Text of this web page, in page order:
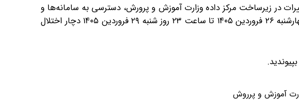
در زیرساخت مرکز داده وزارت آموزش و پرورش، دسترسی به سامانه‌ها و
خدمات الکترونیکی وزارت آموزش و پرورش از ساعت ۲۳ روز چهارشنبه ۲۶ فروردین ۱۴۰۵ تا ساعت ۲۳ روز شنبه ۲۹ فروردین ۱۴۰۵ دچار اختلال
بپیوندید.
آموزش و پرروش